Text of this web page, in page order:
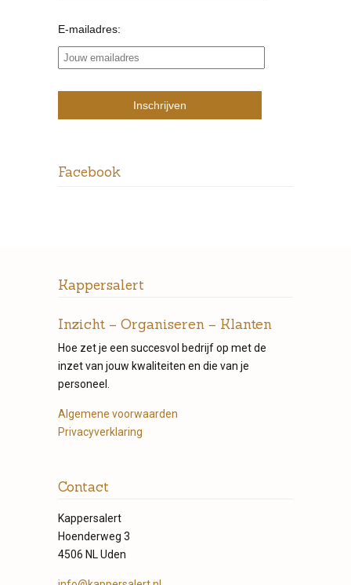
E-mailadres:
Facebook
Kappersalert
Inzicht – Organiseren – Klanten
Hoe zet je een succesvol bedrijf op met de
inzet van jouw kwaliteiten en die van je
personeel.
Algemene voorwaarden
Privacyverklaring
Contact
Kappersalert
Hoenderweg 3
4506 NL Uden